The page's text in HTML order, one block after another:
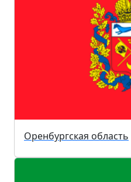
Оренбургская область